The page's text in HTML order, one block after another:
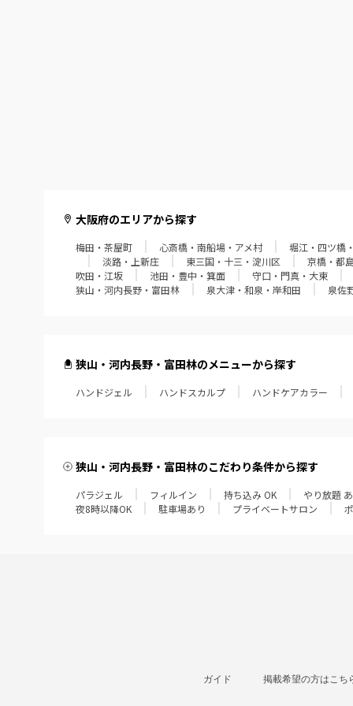
大阪府のエリアから探す
梅田・茶屋町 心斎橋・南船場・アメ村 堀江・四ツ橋
淡路・上新庄
東三国・十三・淀川区 京橋・都
吹田・江坂
池田・豊中・箕面 守口・門真・大東
狭山・河内長野・富田林
泉大津・和泉・岸和田 泉佐
狭山・河内長野・富田林のメニューから探す
ハンドジェル ハンドスカルプ ハンドケアカラー
狭山・河内長野・富田林のこだわり条件から探す
パラジェル フィルイン 持ち込み OK やり放題
夜8時以降OK
駐車場あり プライベートサロン
ガイド 掲載希望の方はこち